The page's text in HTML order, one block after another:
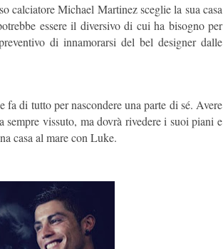
calciatore Michael Martinez sceglie la sua casa
essere il diversivo di cui ha bisogno per
di innamorarsi del bel designer dalle
di tutto per nascondere una parte di sé. Avere
vissuto, ma dovrà rivedere i suoi piani e
casa al mare con Luke.